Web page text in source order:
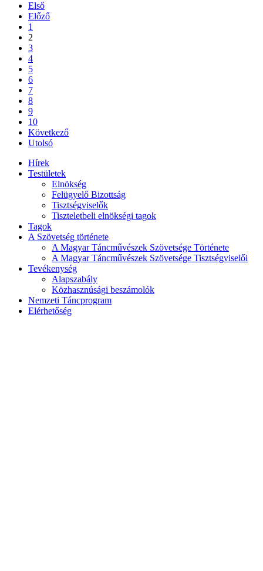
Első
Előző
1
2
3
4
5
6
7
8
9
10
Következő
Utolsó
Hírek
Testületek
Elnökség
Felügyelő Bizottság
Tisztségviselők
Tiszteletbeli elnökségi tagok
Tagok
A Szövetség története
A Magyar Táncművészek Szövetsége Története
A Magyar Táncművészek Szövetsége Tisztségviselői
Tevékenység
Alapszabály
Közhasznúsági beszámolók
Nemzeti Táncprogram
Elérhetőség